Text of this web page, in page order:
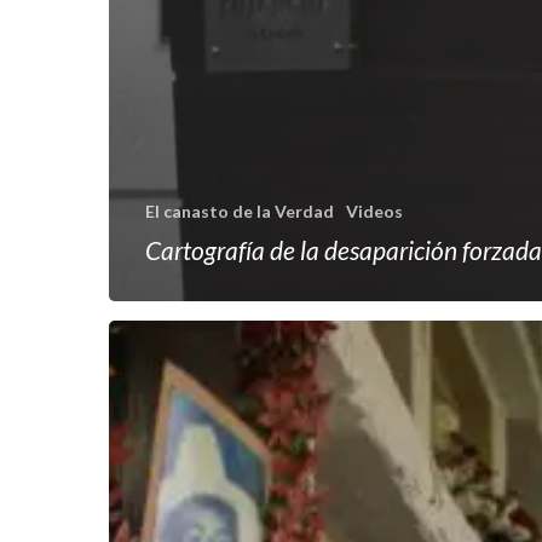
El canasto de la Verdad Videos
Cartografía de la desaparición forzada
¿Dónde
están
desaparecidos?